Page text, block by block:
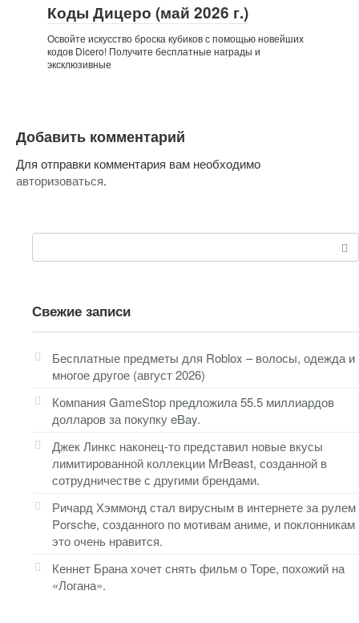
Коды Дицеро (май 2026 г.)
Освойте искусство броска кубиков с помощью новейших
кодов Dicero! Получите бесплатные награды и
эксклюзивные
Добавить комментарий
Для отправки комментария вам необходимо
авторизоваться.
Поиск:
Свежие записи
Бесплатные предметы для Roblox – волосы, одежда и
многое другое (август 2026)
Компания GameStop предложила 55.5 миллиардов
долларов за покупку eBay.
Джек Линкс наконец-то представил новые вкусы
лимитированной коллекции MrBeast, созданной в
сотрудничестве с другими брендами.
Ричард Хэммонд стал вирусным в интернете за рулем
Porsche, созданного по мотивам аниме, и поклонникам
это очень нравится.
Кеннет Брана хочет снять фильм о Торе, похожий на
«Логана».